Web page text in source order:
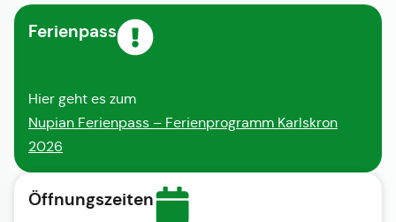
Ferienpass
Hier geht es zum
Nupian Ferienpass – Ferienprogramm Karlskron
2026
Öffnungszeiten